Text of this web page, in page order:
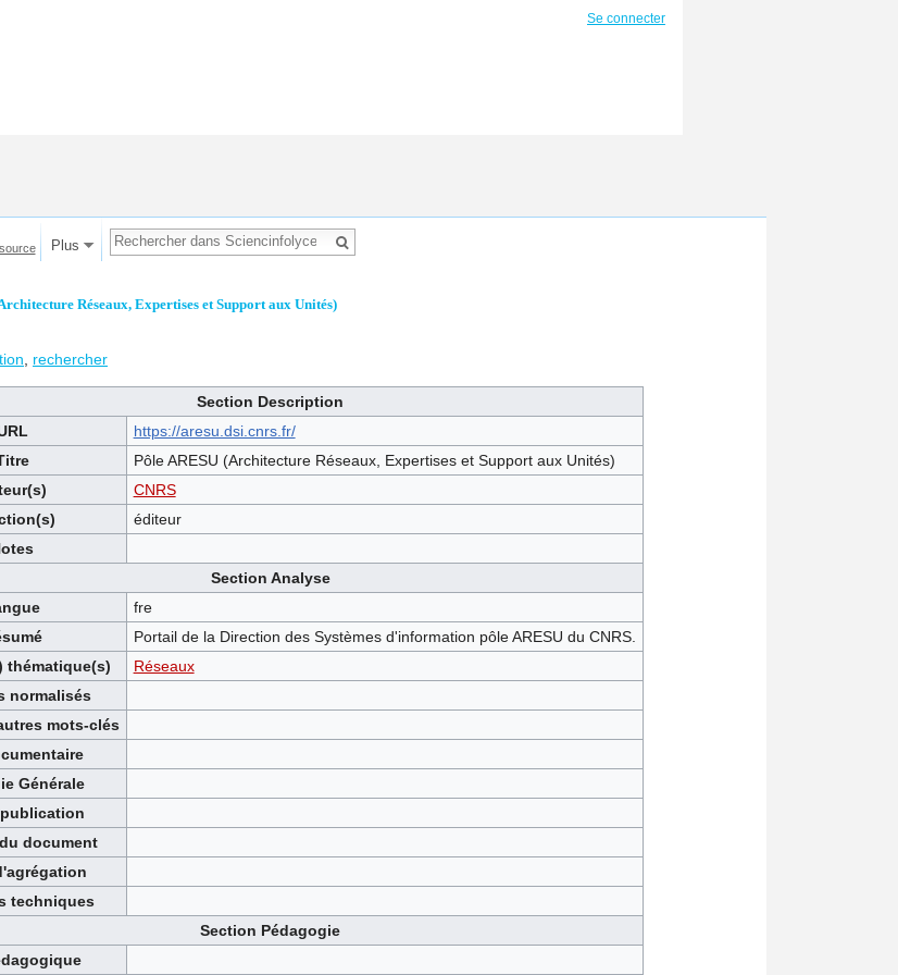
Réseaux, Expertises et Support aux Unités)
rechercher
Section Description
https://aresu.dsi.cnrs.fr/
Pôle ARESU (Architecture Réseaux, Expertises et Support aux Unités)
CNRS
éditeur
Section Analyse
fre
Portail de la Direction des Systèmes d'information pôle ARESU du CNRS.
thématique(s)
Réseaux
normalisés
mots-clés
Générale
document
techniques
Section Pédagogie
Se connecter
Plus